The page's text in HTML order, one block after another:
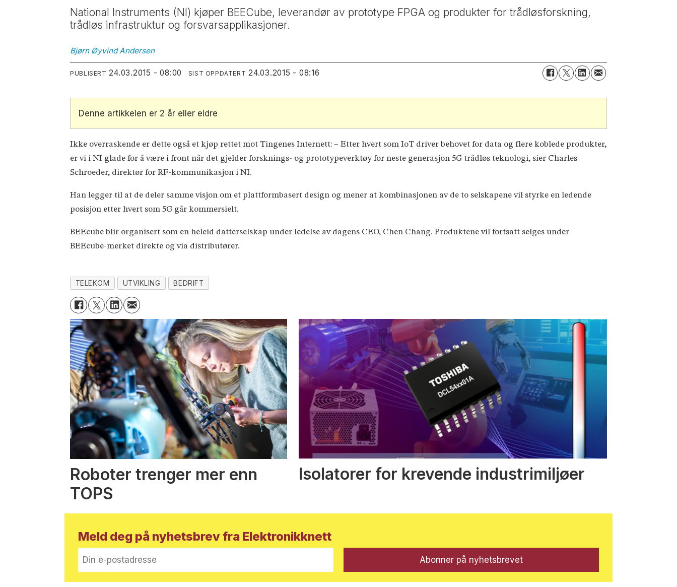
National Instruments (NI) kjøper BEECube, leverandør av prototype FPGA og produkter for trådløsforskning,
trådløs infrastruktur og forsvarsapplikasjoner.
Bjørn Øyvind Andersen
PUBLISERT 24.03.2015 - 08:00 SIST OPPDATERT 24.03.2015 - 08:16
Denne artikkelen er 2 år eller eldre
Ikke overraskende er dette også et kjøp rettet mot Tingenes Internett: – Etter hvert som IoT driver behovet for data og flere koblede produkter,
er vi i NI glade for å være i front når det gjelder forsknings- og prototypeverktøy for neste generasjon 5G trådløs teknologi, sier Charles
Schroeder, direktør for RF-kommunikasjon i NI.
Han legger til at de deler samme visjon om et plattformbasert design og mener at kombinasjonen av de to selskapene vil styrke en ledende
posisjon etter hvert som 5G går kommersielt.
BEEcube blir organisert som en heleid datterselskap under ledelse av dagens CEO, Chen Chang. Produktene vil fortsatt selges under
BEEcube-merket direkte og via distributører.
TELEKOM UTVIKLING BEDRIFT
Roboter trenger mer enn
TOPS
Isolatorer for krevende industrimiljøer
Meld deg på nyhetsbrev fra Elektronikknett